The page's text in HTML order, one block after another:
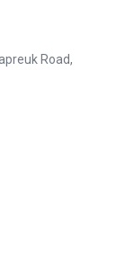
Road,